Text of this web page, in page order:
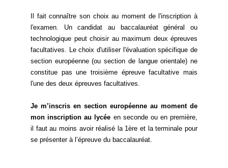
Il fait connaître son choix au moment de l'inscription à
l'examen. Un candidat au baccalauréat général ou
technologique peut choisir au maximum deux épreuves
facultatives. Le choix d'utiliser l'évaluation spécifique de
section européenne (ou section de langue orientale) ne
constitue pas une troisième épreuve facultative mais
l'une des deux épreuves facultatives.
Je m’inscris en section européenne au moment de
mon inscription au lycée en seconde ou en première,
il faut au moins avoir réalisé la 1ère et la terminale pour
se présenter à l’épreuve du baccalauréat.